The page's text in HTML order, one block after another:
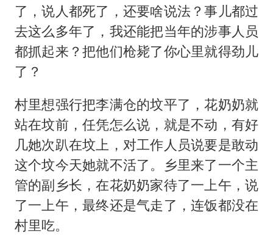
了，说人都死了，还要啥说法？事儿都过
去这么多年了，我还能把当年的涉事人员
都抓起来？把他们枪毙了你心里就得劲儿
了？
村里想强行把李满仓的坟平了，花奶奶就
站在坟前，任凭怎么说，就是不动，有好
几她次趴在坟上，对工作人员说要是敢动
这个坟今天她就不活了。乡里来了一个主
管的副乡长，在花奶奶家待了一上午，说
了一上午，最终还是气走了，连饭都没在
村里吃。